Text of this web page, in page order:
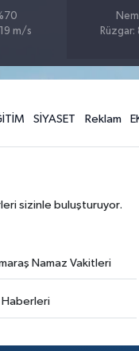
m/s
SİYASET Reklam
sizinle buluşturuyor.
Namaz Vakitleri
Haberleri